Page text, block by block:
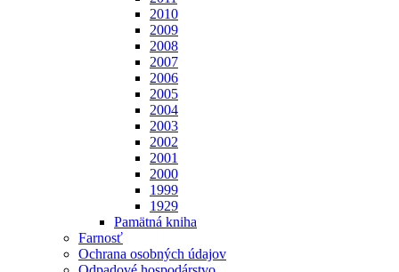
2010
2009
2008
2007
2006
2005
2004
2003
2002
2001
2000
1999
1929
Pamätná kniha
Farnosť
Ochrana osobných údajov